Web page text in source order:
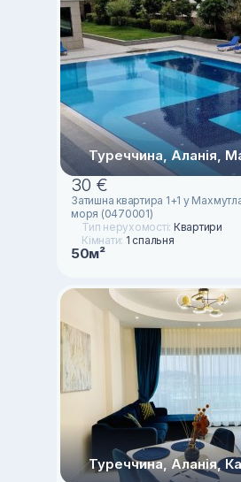
Туреччина, Аланія,
30 €
Затишна квартира 1+1 у
моря (0470001)
Тип нерухомості: Квартири
Кімнати: 1 спальня
50м²
Туреччина, Аланія,